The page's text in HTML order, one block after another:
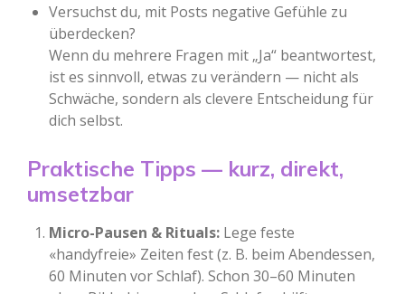
Versuchst du, mit Posts negative Gefühle zu
überdecken?
Wenn du mehrere Fragen mit „Ja“ beantwortest,
ist es sinnvoll, etwas zu verändern — nicht als
Schwäche, sondern als clevere Entscheidung für
dich selbst.
Praktische Tipps — kurz, direkt,
umsetzbar
Micro-Pausen & Rituals: Lege feste
«handyfreie» Zeiten fest (z. B. beim Abendessen,
60 Minuten vor Schlaf). Schon 30–60 Minuten